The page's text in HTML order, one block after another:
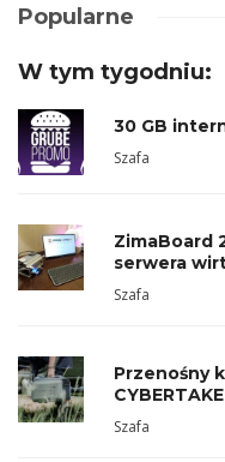
Popularne
W tym tygodniu:
30 GB
Szafa
ZimaBoard
serwera
Szafa
Przenośny
Szafa